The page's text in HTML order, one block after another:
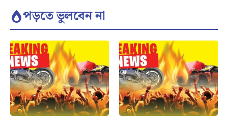
পড়তে ভুলবেন না